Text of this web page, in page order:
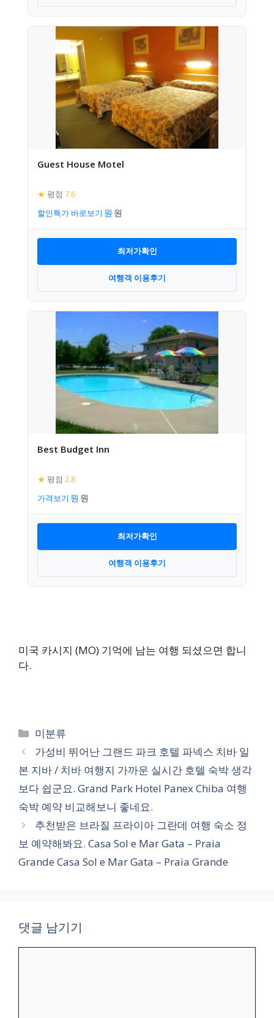
Guest House Motel
★ 평점 7.6
할인특가 바로보기
최저가확인
여행객 이용후기
Best Budget Inn
★ 평점 2.8
가격보기
최저가확인
여행객 이용후기
미국 카시지 (MO) 기억에 남는 여행 되셨으면 합니
다.
카
테
고
리
미분류
가성비 뛰어난 그랜드 파크 호텔 파넥스 치바 일
본 지바 / 치바 여행지 가까운 실시간 호텔 숙박 생각
보다 쉽군요. Grand Park Hotel Panex Chiba 여행
숙박 예약 비교해보니 좋네요.
추천받은 브라질 프라이아 그란데 여행 숙소 정
보 예약해봐요. Casa Sol e Mar Gata – Praia
Grande Casa Sol e Mar Gata – Praia Grande
댓글 남기기